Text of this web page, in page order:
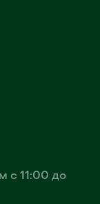
с 11:00 до